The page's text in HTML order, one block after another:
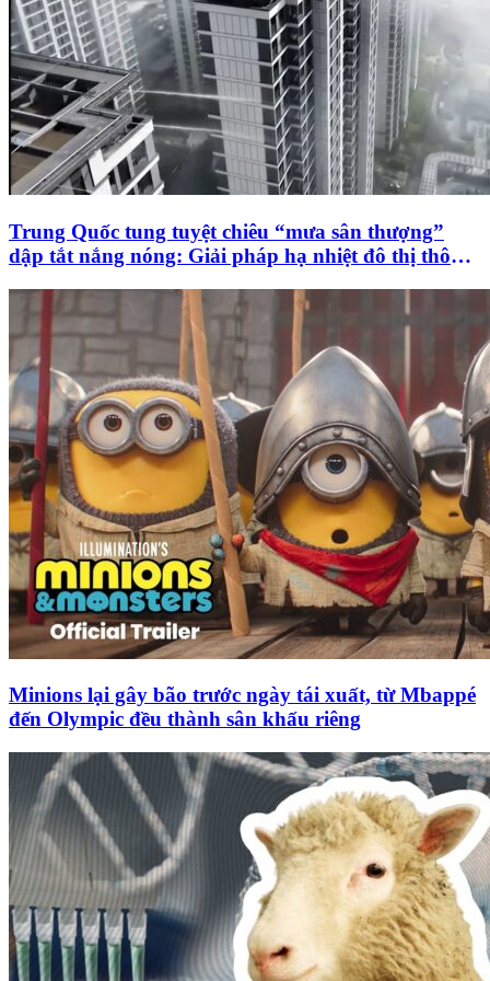
Trung Quốc tung tuyệt chiêu “mưa sân thượng”
dập tắt nắng nóng: Giải pháp hạ nhiệt đô thị thông
Minions lại gây bão trước ngày tái xuất, từ Mbappé
đến Olympic đều thành sân khấu riêng